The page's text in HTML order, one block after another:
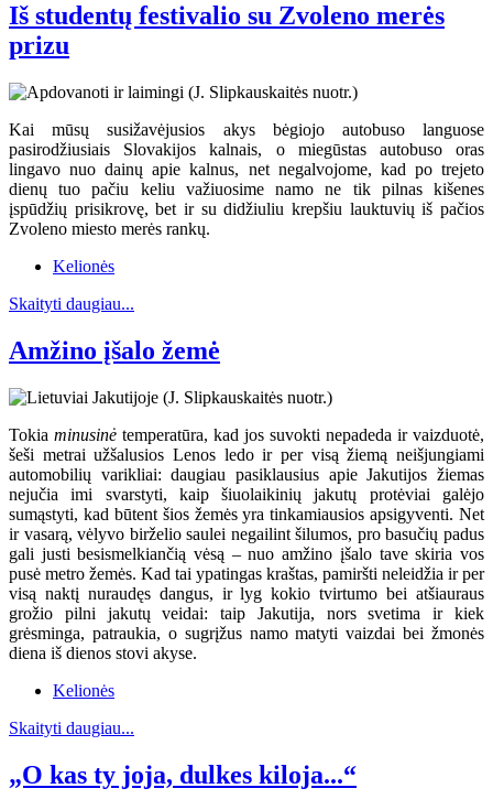
Iš studentų festivalio su Zvoleno merės
prizu
Kai mūsų susižavėjusios akys bėgiojo autobuso languose
pasirodžiusiais Slovakijos kalnais, o miegūstas autobuso oras
lingavo nuo dainų apie kalnus, net negalvojome, kad po trejeto
dienų tuo pačiu keliu važiuosime namo ne tik pilnas kišenes
įspūdžių prisikrovę, bet ir su didžiuliu krepšiu lauktuvių iš pačios
Zvoleno miesto merės rankų.
Kelionės
Skaityti daugiau...
Amžino įšalo žemė
Tokia minusinė temperatūra, kad jos suvokti nepadeda ir vaizduotė,
šeši metrai užšalusios Lenos ledo ir per visą žiemą neišjungiami
automobilių varikliai: daugiau pasiklausius apie Jakutijos žiemas
nejučia imi svarstyti, kaip šiuolaikinių jakutų protėviai galėjo
sumąstyti, kad būtent šios žemės yra tinkamiausios apsigyventi. Net
ir vasarą, vėlyvo birželio saulei negailint šilumos, pro basučių padus
gali justi besismelkiančią vėsą – nuo amžino įšalo tave skiria vos
pusė metro žemės. Kad tai ypatingas kraštas, pamiršti neleidžia ir per
visą naktį nuraudęs dangus, ir lyg kokio tvirtumo bei atšiauraus
grožio pilni jakutų veidai: taip Jakutija, nors svetima ir kiek
grėsminga, patraukia, o sugrįžus namo matyti vaizdai bei žmonės
diena iš dienos stovi akyse.
Kelionės
Skaityti daugiau...
„O kas ty joja, dulkes kiloja...“